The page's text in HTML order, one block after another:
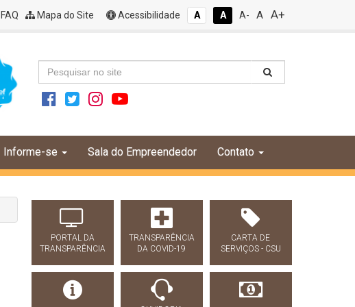
FAQ Mapa do Site Acessibilidade A A A- A A+
Informe-se Sala do Empreendedor Contato
PORTAL DA
TRANSPARÊNCIA
TRANSPARÊNCIA
DA COVID-19
CARTA DE
SERVIÇOS - CSU